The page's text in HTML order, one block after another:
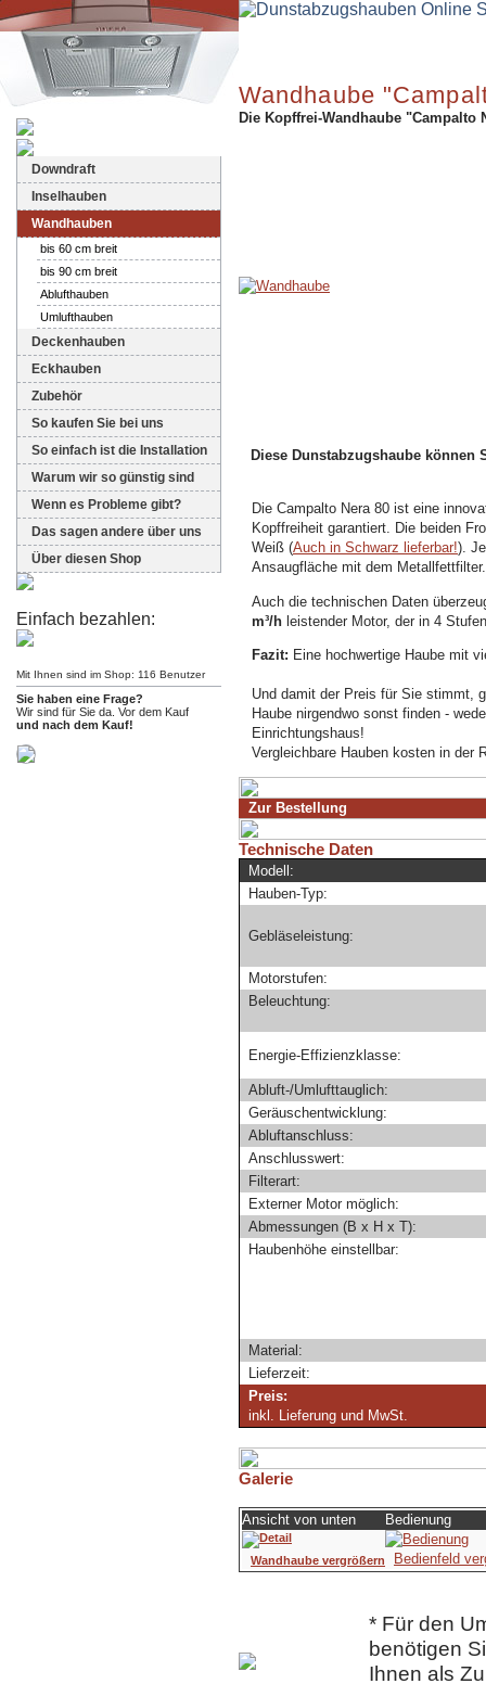
Downdraft
Inselhauben
Wandhauben
bis 60 cm breit
bis 90 cm breit
Ablufthauben
Umlufthauben
Deckenhauben
Eckhauben
Zubehör
So kaufen Sie bei uns
So einfach ist die Installation
Warum wir so günstig sind
Wenn es Probleme gibt?
Das sagen andere über uns
Über diesen Shop
Einfach bezahlen:
Mit Ihnen sind im Shop: 116 Benutzer
Sie haben eine Frage?
Wir sind für Sie da. Vor dem Kauf
und nach dem Kauf!
Wandhaube
Die Kopffrei-Wandhaube
Diese Dunstabzugshaube können
Die Campalto Nera 80 ist eine
Kopffreiheit garantiert. Die beiden
Weiß (Auch in Schwarz lieferbar!).
Ansaugfläche mit dem Metallfettfilter.
Auch die technischen Daten
m³/h leistender Motor, der in 4
Fazit: Eine hochwertige Haube mit
Und damit der Preis für Sie stimmt,
Haube nirgendwo sonst finden -
Einrichtungshaus!
Vergleichbare Hauben kosten in der
Zur Bestellung
Technische Daten
Modell:
Hauben-Typ:
Gebläseleistung:
Motorstufen:
Beleuchtung:
Energie-Effizienzklasse:
Abluft-/Umlufttauglich:
Geräuschentwicklung:
Abluftanschluss:
Anschlusswert:
Filterart:
Externer Motor möglich:
Abmessungen (B x H x T):
Haubenhöhe einstellbar:
Material:
Lieferzeit:
Preis:
inkl. Lieferung und MwSt.
Galerie
Ansicht von unten Bedienung
Wandhaube vergrößern Bedienfeld
* Für den
benötigen
Ihnen als